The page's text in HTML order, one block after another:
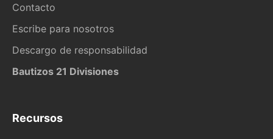
Contacto
Escribe para nosotros
Descargo de responsabilidad
Bautizos 21 Divisiones
Recursos